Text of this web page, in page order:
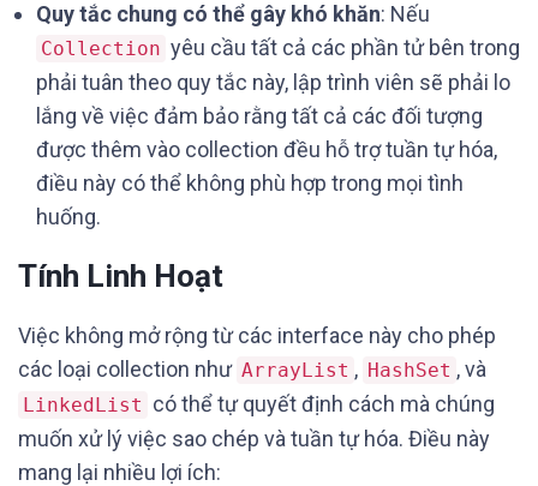
Quy tắc chung có thể gây khó khăn: Nếu
Collection yêu cầu tất cả các phần tử bên trong
phải tuân theo quy tắc này, lập trình viên sẽ phải lo
lắng về việc đảm bảo rằng tất cả các đối tượng
được thêm vào collection đều hỗ trợ tuần tự hóa,
điều này có thể không phù hợp trong mọi tình
huống.
Tính Linh Hoạt
Việc không mở rộng từ các interface này cho phép
các loại collection như ArrayList , HashSet , và
LinkedList có thể tự quyết định cách mà chúng
muốn xử lý việc sao chép và tuần tự hóa. Điều này
mang lại nhiều lợi ích: